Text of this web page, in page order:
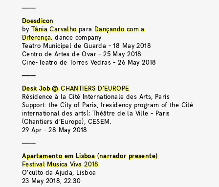
———
Doesdicon
byTânia Carvalhopara Dançando com a
Diferença. dance company
Teatro Municipal de Guarda​ – 18 May 2018
Centro de Artes de Ovar​ – 25 May 2018
Cine-Teatro de Torres Vedras​ – 26 May 2018
———
Desk Job @CHANTIERS D’EUROPE
Résidence à la Cité Internationale des Arts, Paris
Support: the City of Paris, (residency program of the Cité
international des arts); Théâtre de la Ville – Paris
(Chantiers d’Europe), CESEM.
29 Apr – 28 May 2018
———
Apartamento em Lisboa (narrador presente)
Festival Musica Viva 2018
O’culto da Ajuda, Lisboa
23 May 2018, 22:30